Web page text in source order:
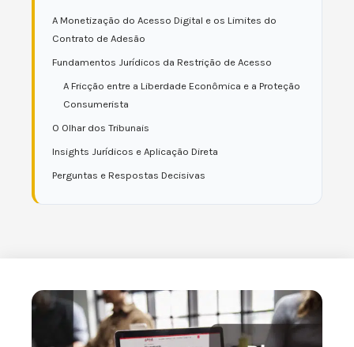
A Monetização do Acesso Digital e os Limites do
Contrato de Adesão
Fundamentos Jurídicos da Restrição de Acesso
A Fricção entre a Liberdade Econômica e a Proteção
Consumerista
O Olhar dos Tribunais
Insights Jurídicos e Aplicação Direta
Perguntas e Respostas Decisivas